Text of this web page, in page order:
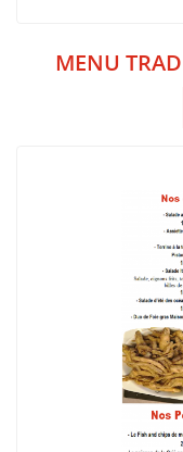
MENU